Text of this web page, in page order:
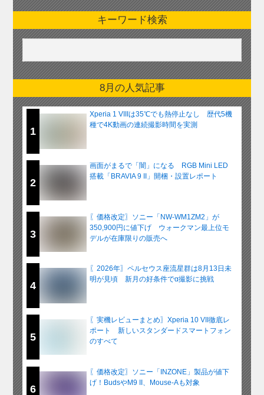
キーワード検索
8月の人気記事
1
Xperia 1 VIIIは35℃でも熱停止なし 歴代5機
種で4K動画の連続撮影時間を実測
2
画面がまるで「闇」になる RGB Mini LED
搭載「BRAVIA 9 II」開梱・設置レポート
3
〖価格改定〗ソニー「NW-WM1ZM2」が
350,900円に値下げ ウォークマン最上位モ
デルが在庫限りの販売へ
4
〖2026年〗ペルセウス座流星群は8月13日未
明が見頃 新月の好条件でα撮影に挑戦
5
〖実機レビューまとめ〗Xperia 10 VII徹底レ
ポート 新しいスタンダードスマートフォン
のすべて
6
〖価格改定〗ソニー「INZONE」製品が値下
げ！BudsやM9 II、Mouse-Aも対象